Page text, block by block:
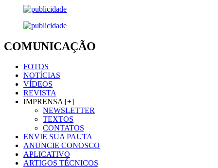
COMUNICAÇÃO
FOTOS
NOTÍCIAS
VÍDEOS
REVISTA
IMPRENSA [+]
NEWSLETTER
TEXTOS
CONTATOS
ENVIE SUA PAUTA
ANUNCIE CONOSCO
APLICATIVO
ARTIGOS TÉCNICOS